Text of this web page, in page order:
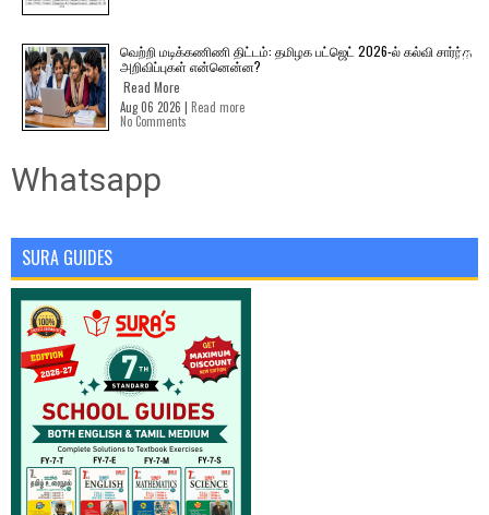
வெற்றி மடிக்கணிணி திட்டம்: தமிழக பட்ஜெட் 2026-ல் கல்வி சார்ந்த
அறிவிப்புகள் என்னென்ன?
Read More
Aug 06 2026 | Read more
No Comments
Whatsapp
SURA GUIDES